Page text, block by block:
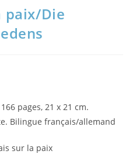
paix/Die
pages, 21 x 21 cm.
Bilingue français/allemand
sur la paix